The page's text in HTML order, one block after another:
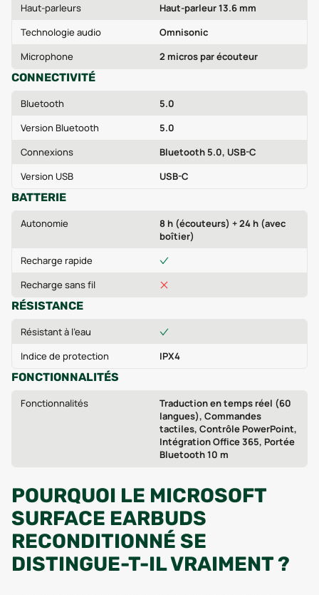
Haut-parleurs
Haut-parleur 13.6 mm
Technologie audio
Omnisonic
Microphone
2 micros par écouteur
CONNECTIVITÉ
Bluetooth
5.0
Version Bluetooth
5.0
Connexions
Bluetooth 5.0, USB-C
Version USB
USB-C
BATTERIE
Autonomie
8 h (écouteurs) + 24 h (avec
boîtier)
Recharge rapide
Recharge sans fil
RÉSISTANCE
Résistant à l'eau
Indice de protection
IPX4
FONCTIONNALITÉS
Fonctionnalités
Traduction en temps réel (60
langues), Commandes
tactiles, Contrôle PowerPoint,
Intégration Office 365, Portée
Bluetooth 10 m
POURQUOI LE MICROSOFT
SURFACE EARBUDS
RECONDITIONNÉ SE
DISTINGUE-T-IL VRAIMENT ?